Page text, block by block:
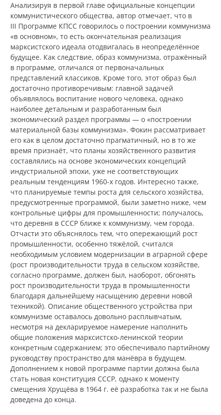
Анализируя в первой главе официальные концепции
коммунистического общества, автор отмечает, что в
III Программе КПСС говорилось о построении коммунизма
«в основном», то есть окончательная реализация
марксистского идеала отодвигалась в неопределённое
будущее. Как следствие, образ коммунизма, отражённый
в программе, отличался от первоначальных
представлений классиков. Кроме того, этот образ был
достаточно противоречивым: главной задачей
объявлялось воспитание нового человека, однако
наиболее детальным и разработанным был
экономический раздел программы — о «построении
материальной базы коммунизма». Фокин рассматривает
его как в целом достаточно прагматичный, но в то же
время признаёт, что планы хозяйственного развития
составлялись на основе экономических концепций
индустриальной эпохи, уже не соответствующих
реальным тенденциям 1960‑х годов. Интересно также,
что планируемые темпы роста для сельского хозяйства,
предусмотренные программой, были заметно ниже, чем
контрольные цифры для промышленности; получалось,
что деревня в СССР ближе к коммунизму, чем города.
Отчасти это объяснялось тем, что опережающий рост
промышленности, особенно тяжёлой, считался
необходимым условием модернизации в аграрной сфере
(рост производительности труда в сельском хозяйстве,
согласно программе, должен был, наоборот, обгонять
рост производительности труда в промышленности
благодаря дальнейшему насыщению деревни новой
техникой). Описание общественного устройства при
коммунизме оставалось довольно расплывчатым,
несмотря на декларируемое намерение наполнить
общие положения марксистско-ленинской теории
конкретным содержанием; это обеспечивало партийному
руководству пространство для манёвра в будущем.
Дополнением к новой программе партии должна была
стать новая конституция СССР, однако к моменту
смещения Хрущёва в 1964 г. её разработка так и не была
доведена до конца.